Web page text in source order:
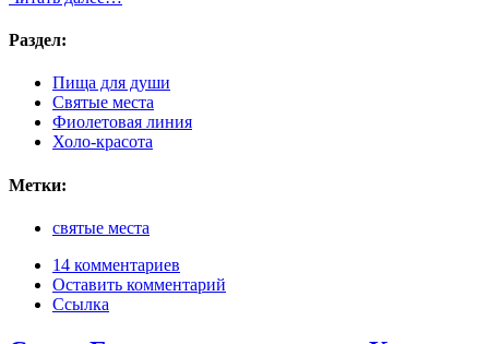
Раздел:
Пища для души
Святые места
Фиолетовая линия
Холо-красота
Метки:
святые места
14 комментариев
Оставить комментарий
Ссылка